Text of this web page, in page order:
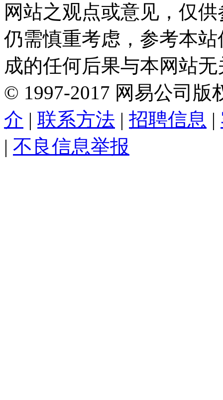
网站之观点或意见，仅
仍需慎重考虑，参考本
成的任何后果与本网站
© 1997-2017 网易公司版
介 | 联系方法 | 招聘信息 |
| 不良信息举报